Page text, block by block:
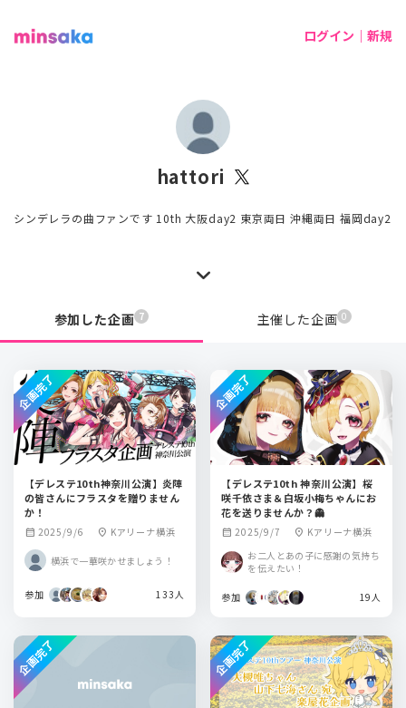
ログイン｜新規
hattori
シンデレラの曲ファンです 10th 大阪day2 東京両日 沖縄両日 福岡day2
参加した企画 7 主催した企画 0
【デレステ10th神奈川公演】炎陣
の皆さんにフラスタを贈りません
か！
calendar_month 2025/9/6 location_on Kアリーナ横浜
横浜で一華咲かせましょう！
参加 133人
企画完了
【デレステ10th 神奈川公演】桜
咲千依さま＆白坂小梅ちゃんにお
花を送りませんか？👻
calendar_month 2025/9/7 location_on Kアリーナ横浜
お二人とあの子に感謝の気持ち
を伝えたい！
参加 19人
企画完了
企画完了 企画完了